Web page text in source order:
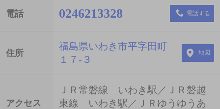
電話 0246213328 電話する
住所
福島県いわき市平字田町
１７-３
地図
アクセス
ＪＲ常磐線 いわき駅／ＪＲ磐越
東線 いわき駅／ＪＲゆうゆうあ